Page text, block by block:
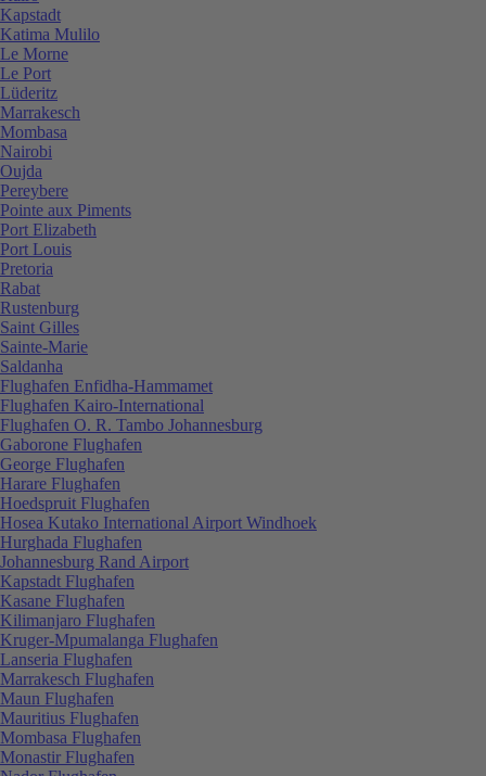
Kapstadt
Katima Mulilo
Le Morne
Le Port
Lüderitz
Marrakesch
Mombasa
Nairobi
Oujda
Pereybere
Pointe aux Piments
Port Elizabeth
Port Louis
Pretoria
Rabat
Rustenburg
Saint Gilles
Sainte-Marie
Saldanha
Flughafen Enfidha-Hammamet
Flughafen Kairo-International
Flughafen O. R. Tambo Johannesburg
Gaborone Flughafen
George Flughafen
Harare Flughafen
Hoedspruit Flughafen
Hosea Kutako International Airport Windhoek
Hurghada Flughafen
Johannesburg Rand Airport
Kapstadt Flughafen
Kasane Flughafen
Kilimanjaro Flughafen
Kruger-Mpumalanga Flughafen
Lanseria Flughafen
Marrakesch Flughafen
Maun Flughafen
Mauritius Flughafen
Mombasa Flughafen
Monastir Flughafen